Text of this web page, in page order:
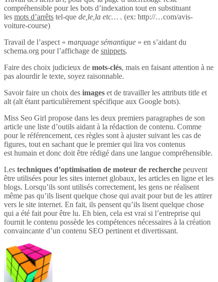
compréhensible pour les bots d’indexation tout en substituant
les mots d’arrêts tel-que de,le,la etc… . (ex: http://…com/avis-
voiture-course)
Travail de l’aspect « marquage sémantique » en s’aidant du
schema.org pour l’affichage de snippets.
Faire des choix judicieux de mots-clés, mais en faisant attention à ne
pas alourdir le texte, soyez raisonnable.
Savoir faire un choix des images et de travailler les attributs title et
alt (alt étant particulièrement spécifique aux Google bots).
Miss Seo Girl propose dans les deux premiers paragraphes de son
article une liste d’outils aidant à la rédaction de contenu. Comme
pour le référencement, ces règles sont à ajuster suivant les cas de
figures, tout en sachant que le premier qui lira vos contenus
est humain et donc doit être rédigé dans une langue compréhensible.
Les techniques d’optimisation de moteur de recherche peuvent
être utilisées pour les sites internet globaux, les articles en ligne et les
blogs. Lorsqu’ils sont utilisés correctement, les gens ne réalisent
même pas qu’ils lisent quelque chose qui avait pour but de les attirer
vers le site internet. En fait, ils pensent qu’ils lisent quelque chose
qui a été fait pour être lu. Eh bien, cela est vrai si l’entreprise qui
fournit le contenu possède les compétences nécessaires à la création
convaincante d’un contenu SEO pertinent et divertissant.